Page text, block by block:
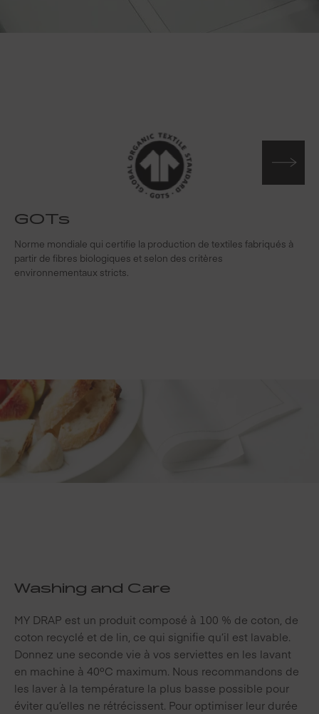
GOTs
Norme mondiale qui certifie la production de textiles fabriqués à
partir de fibres biologiques et selon des critères
environnementaux stricts.
Washing and Care
MY DRAP est un produit composé à 100 % de coton, de
coton recyclé et de lin, ce qui signifie qu’il est lavable.
Donnez une seconde vie à vos serviettes en les lavant
en machine à 40ºC maximum. Nous recommandons de
les laver à la température la plus basse possible pour
éviter qu’elles ne rétrécissent. Pour optimiser leur durée